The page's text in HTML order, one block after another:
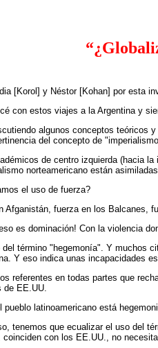
[Korol] y Néstor [Kohan] por esta
con estos viajes a la Argentina y
algunos conceptos teóricos
del concepto de
de centro izquierda (hacia
norteamericano están
el uso de fuerza?
Afganistán, fuerza en los Balcanes,
es dominación! Con la violencia
del término "hegemonía". Y muchos
Y eso indica unas incapacidades
referentes en todas partes que
de EE.UU.
pueblo latinoamericano está
tenemos que ecualizar el uso del
con los EE.UU., no